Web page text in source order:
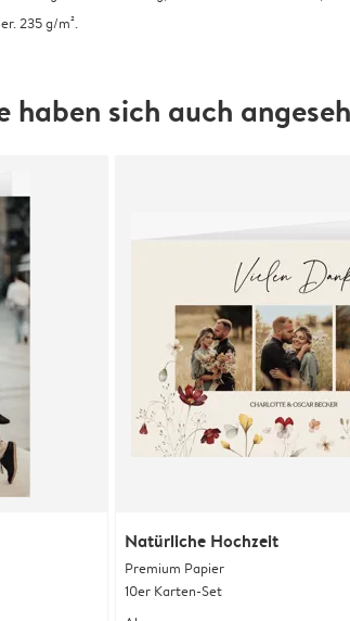
235 g/m².
haben sich auch
Natürliche Hochzeit
Premium Papier
10er Karten-Set